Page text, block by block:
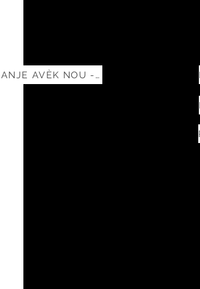
MANJE AVÈK NOU -- REC